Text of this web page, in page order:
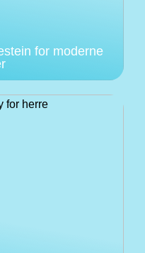
for moderne